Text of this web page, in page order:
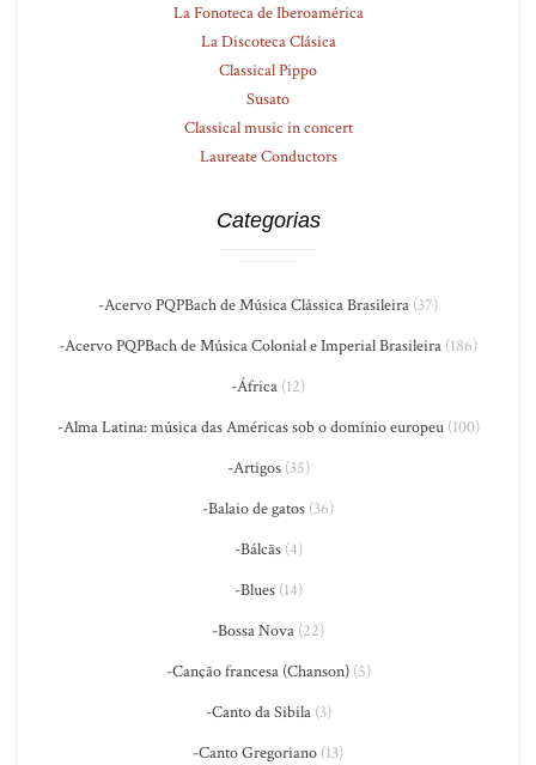
La Fonoteca de Iberoamérica
La Discoteca Clásica
Classical Pippo
Susato
Classical music in concert
Laureate Conductors
Categorias
-Acervo PQPBach de Música Clássica Brasileira (37)
-Acervo PQPBach de Música Colonial e Imperial Brasileira (186)
-África (12)
-Alma Latina: música das Américas sob o domínio europeu(100)
-Artigos(35)
-Balaio de gatos (36)
-Bálcãs(4)
-Blues(14)
-Bossa Nova (22)
-Canção francesa (Chanson)(5)
-Canto da Sibila(3)
-Canto Gregoriano (13)